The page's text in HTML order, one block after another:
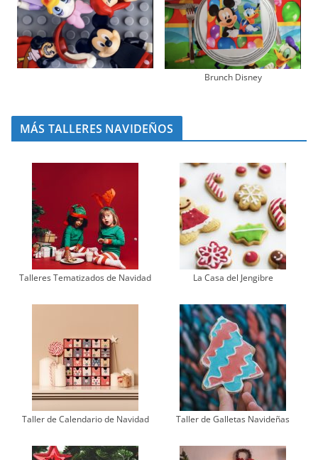
Brunch Disney
MÁS TALLERES NAVIDEÑOS
Talleres Tematizados de Navidad La Casa del Jengibre
Taller de Calendario de Navidad Taller de Galletas Navideñas